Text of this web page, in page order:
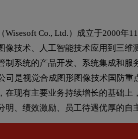
Co., Ltd.）成立于2000年
像技术、人工智能技术应用到三
制系统的产品开发、系统集成和
司是视觉合成图形图像技术国防重
在现有主要业务持续增长的基础
、绩效激励、员工待遇优厚的自